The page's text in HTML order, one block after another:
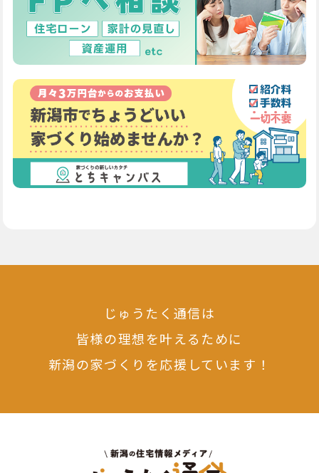
じゅうたく通信は
皆様の理想を叶えるために
新潟の家づくりを応援しています！